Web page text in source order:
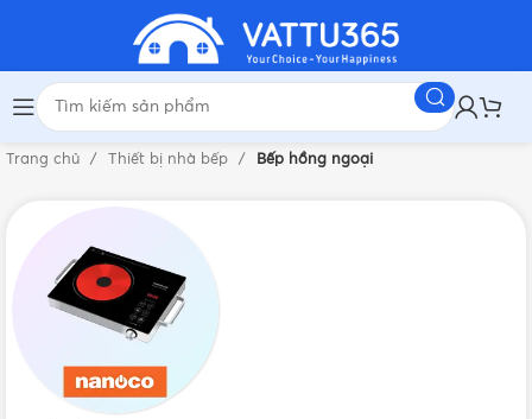
Trang chủ Thiết bị nhà bếp Bếp hồng ngoại